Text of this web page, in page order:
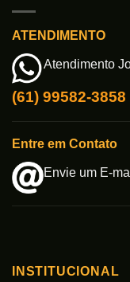
ATENDIMENTO
Atendimento
(61) 99582-3858
Entre em Contato
Envie um E-
INSTITUCIONAL